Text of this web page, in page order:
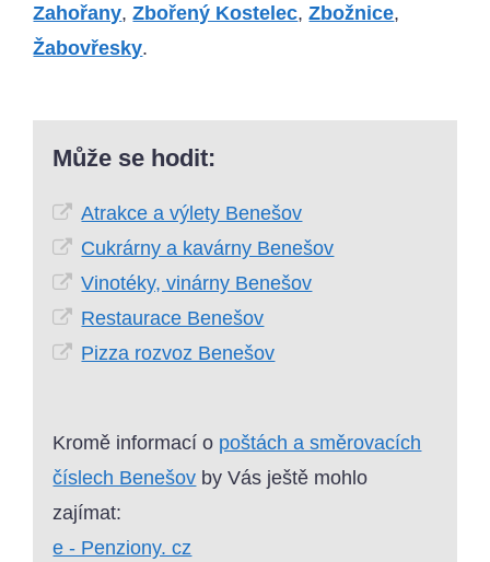
Zahořany,Zbořený Kostelec,Zbožnice,
Žabovřesky.
Může se hodit:
Atrakce a výlety Benešov
Cukrárny a kavárny Benešov
Vinotéky, vinárny Benešov
Restaurace Benešov
Pizza rozvoz Benešov
Kromě informací o poštách a směrovacích
číslech Benešov by Vás ještě mohlo
zajímat:
e - Penziony. cz